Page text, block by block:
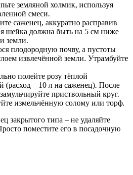
земляной холмик, используя
смеси.
саженец, аккуратно расправив
шейка должна быть на 5 см ниже
земли.
плодородную почву, а пустоты
извлечённой земли. Утрамбуйте
полейте розу тёплой
(расход – 10 л на саженец). После
приствольный круг.
измельчённую солому или торф.
закрытого типа – не удаляйте
поместите его в посадочную